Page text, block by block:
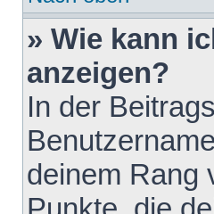
» Wie kann
anzeigen?
In der
deinem Rang